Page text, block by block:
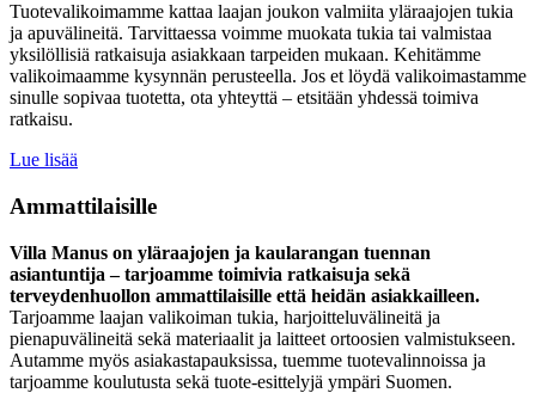
Tuotevalikoimamme kattaa laajan joukon valmiita yläraajojen tukia
ja apuvälineitä. Tarvittaessa voimme muokata tukia tai valmistaa
yksilöllisiä ratkaisuja asiakkaan tarpeiden mukaan. Kehitämme
valikoimaamme kysynnän perusteella. Jos et löydä valikoimastamme
sinulle sopivaa tuotetta, ota yhteyttä – etsitään yhdessä toimiva
ratkaisu.
Lue lisää
Ammattilaisille
Villa Manus on yläraajojen ja kaularangan tuennan
asiantuntija – tarjoamme toimivia ratkaisuja sekä
terveydenhuollon ammattilaisille että heidän asiakkailleen.
Tarjoamme laajan valikoiman tukia, harjoitteluvälineitä ja
pienapuvälineitä sekä materiaalit ja laitteet ortoosien valmistukseen.
Autamme myös asiakastapauksissa, tuemme tuotevalinnoissa ja
tarjoamme koulutusta sekä tuote-esittelyjä ympäri Suomen.